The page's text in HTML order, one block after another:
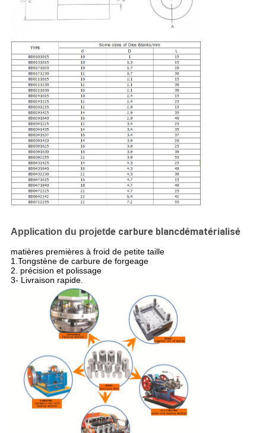
Application du projetde carbure blancdématérialisé
matières premières à froid de petite taille
1.Tongstène de carbure de forgeage
2. précision et polissage
3- Livraison rapide.